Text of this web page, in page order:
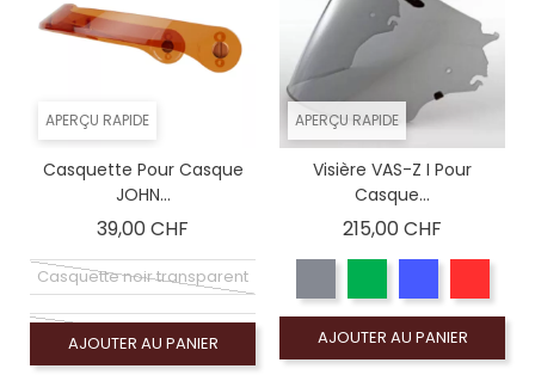
Coloré (non homologué), Écran fumé foncé 100%
Coloré (non homologué)
Coloré (non homologué)
APERÇU RAPIDE
Casquette Pour Casque
JOHN...
39,00 CHF
Casquette noir transparent
Casquette orange transparent
AJOUTER AU PANIER
APERÇU RAPIDE
Visière VAS-Z I Pour
Casque...
215,00 CHF
AJOUTER AU PANIER